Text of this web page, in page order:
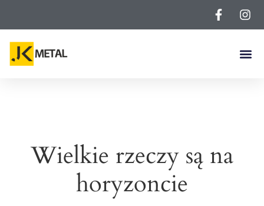
Wielkie rzeczy są na
horyzoncie